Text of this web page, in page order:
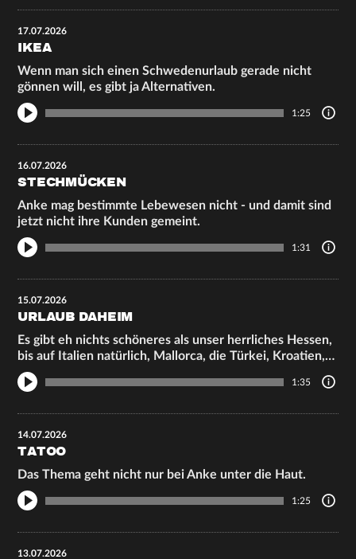
17.07.2026
IKEA
Wenn man sich einen Schwedenurlaub gerade nicht
gönnen will, es gibt ja Alternativen.
1:25
16.07.2026
STECHMÜCKEN
Anke mag bestimmte Lebewesen nicht - und damit sind
jetzt nicht ihre Kunden gemeint.
1:31
15.07.2026
URLAUB DAHEIM
Es gibt eh nichts schöneres als unser herrliches Hessen,
bis auf Italien natürlich, Mallorca, die Türkei, Kroatien,…
1:35
14.07.2026
TATOO
Das Thema geht nicht nur bei Anke unter die Haut.
1:25
13.07.2026